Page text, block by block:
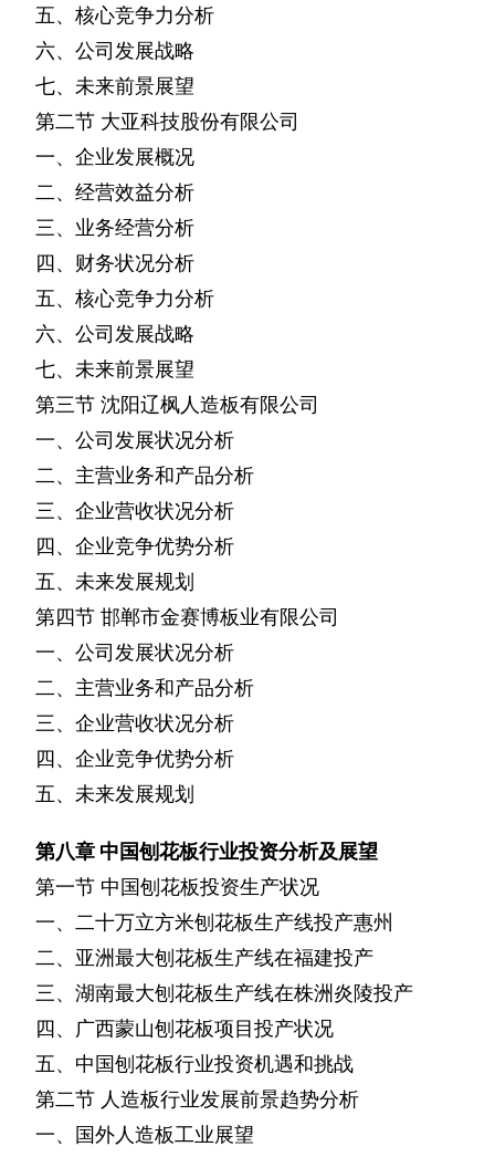
五、核心竞争力分析
六、公司发展战略
七、未来前景展望
第二节 大亚科技股份有限公司
一、企业发展概况
二、经营效益分析
三、业务经营分析
四、财务状况分析
五、核心竞争力分析
六、公司发展战略
七、未来前景展望
第三节 沈阳辽枫人造板有限公司
一、公司发展状况分析
二、主营业务和产品分析
三、企业营收状况分析
四、企业竞争优势分析
五、未来发展规划
第四节 邯郸市金赛博板业有限公司
一、公司发展状况分析
二、主营业务和产品分析
三、企业营收状况分析
四、企业竞争优势分析
五、未来发展规划
第八章 中国刨花板行业投资分析及展望
第一节 中国刨花板投资生产状况
一、二十万立方米刨花板生产线投产惠州
二、亚洲最大刨花板生产线在福建投产
三、湖南最大刨花板生产线在株洲炎陵投产
四、广西蒙山刨花板项目投产状况
五、中国刨花板行业投资机遇和挑战
第二节 人造板行业发展前景趋势分析
一、国外人造板工业展望